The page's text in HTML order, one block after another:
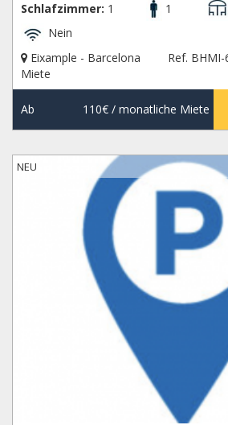
Schlafzimmer: 1 1
Nein
Eixample - Barcelona
Ref. BHMI-
Miete
Ab 110€/ monatliche Miete
NEU